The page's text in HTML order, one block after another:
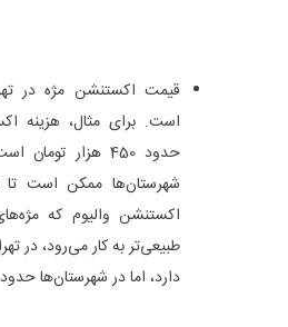
قیمت اکستنشن مژه در
است. برای مثال، هزینه
حدود 450 هزار
اکستنشن والیوم که
دارد، اما در شهرستان‌ها حدود 500 هزار تومان است.